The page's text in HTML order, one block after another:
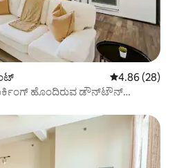
5 ರಲ್ಲಿ 4.86
4.86 (28)
ಹೊಂದಿರುವ ಡೌನ್‌ಟೌನ್